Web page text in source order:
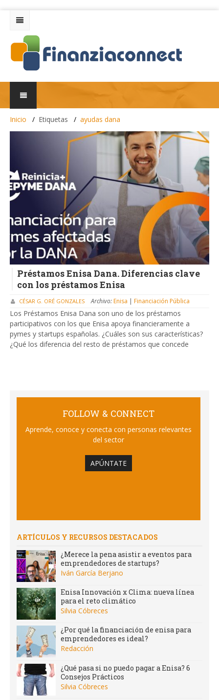
Inicio Etiquetas ayudas dana
Préstamos Enisa Dana. Diferencias clave
con los préstamos Enisa
CÉSAR G. ORÉ GONZALES Archivo:Enisa | Financiación Pública
Los Préstamos Enisa Dana son uno de los préstamos
participativos con los que Enisa apoya financieramente a
pymes y startups españolas. ¿Cuáles son sus características?
¿Qué los diferencia del resto de préstamos que concede
FOLLOW & CONNECT
Aprende, conoce y conecta con personas relevantes
del sector
APÚNTATE
ARTÍCULOS Y RECURSOS DESTACADOS
¿Merece la pena asistir a eventos para
emprendedores de startups?
Iván García Berjano
Enisa Innovación x Clima: nueva línea
para el reto climático
Silvia Cóbreces
¿Por qué la financiación de enisa para
emprendedores es ideal?
Redacción
¿Qué pasa si no puedo pagar a Enisa? 6
Consejos Prácticos
Silvia Cóbreces